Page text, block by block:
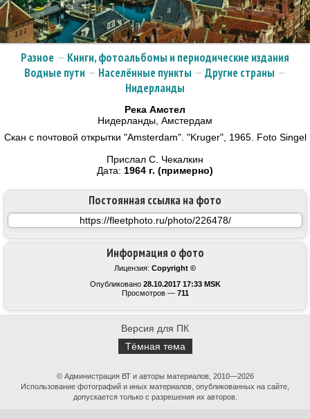
Разное — Книги, фотоальбомы и периодические издания
Водные пути — Населённые пункты — Другие страны —
Нидерланды
Река Амстел
Нидерланды, Амстердам
Скан с почтовой открытки "Amsterdam". "Kruger", 1965. Foto Singel
Прислал С. Чекалкин
Дата: 1964 г. (примерно)
Информация о фото
Лицензия: Copyright ©
Опубликовано 28.10.2017 17:33 MSK
Просмотров — 711
Постоянная ссылка на фото
Версия для ПК
Тёмная тема
© Администрация ВТ и авторы материалов, 2010—2026
Использование фотографий и иных материалов, опубликованных на сайте,
допускается только с разрешения их авторов.